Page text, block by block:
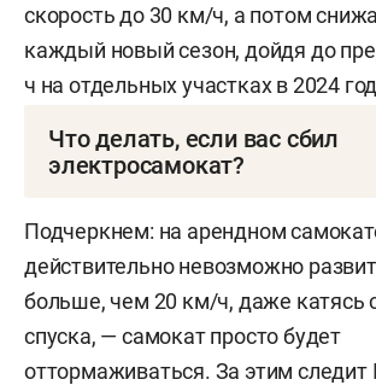
скорость до 30 км/ч, а потом
каждый новый сезон, дойдя до
ч на отдельных участках в 2024
Что делать, если вас сбил
электросамокат?
зафиксировать повреждения:
поэтому сначала вызывайте
(112), а потом полицию (102)
составления протокола.
Подчеркнем: на арендном
действительно невозможно
больше, чем 20 км/ч, даже катясь
спуска, — самокат просто будет
оттормаживаться. За этим следит